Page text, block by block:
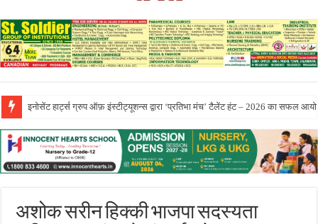
सीटी ग्रुप ने पांच दिवसीय आरंभ 2026 कार्येक्रम का भव्य समापन किया
अशोक सरीन हिक्की भाजपा सदस्यता